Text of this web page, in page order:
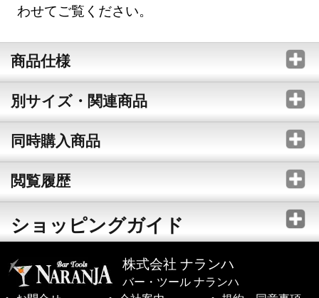
わせてご覧ください。
商品仕様
別サイズ・関連商品
同時購入商品
閲覧履歴
ショッピングガイド
株式会社 ナランハ
バー・ツール ナランハ